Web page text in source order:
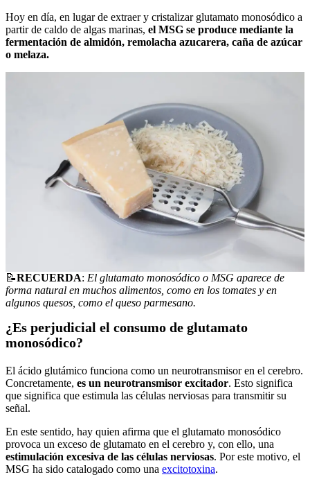
Hoy en día, en lugar de extraer y cristalizar glutamato monosódico a
partir de caldo de algas marinas, el MSG se produce mediante la
fermentación de almidón, remolacha azucarera, caña de azúcar
o melaza.
📝RECUERDA: El glutamato monosódico o MSG aparece de
forma natural en muchos alimentos, como en los tomates y en
algunos quesos, como el queso parmesano.
¿Es perjudicial el consumo de glutamato
monosódico?
El ácido glutámico funciona como un neurotransmisor en el cerebro.
Concretamente, es un neurotransmisor excitador. Esto significa
que significa que estimula las células nerviosas para transmitir su
señal.
En este sentido, hay quien afirma que el glutamato monosódico
provoca un exceso de glutamato en el cerebro y, con ello, una
estimulación excesiva de las células nerviosas. Por este motivo, el
MSG ha sido catalogado como una excitotoxina.